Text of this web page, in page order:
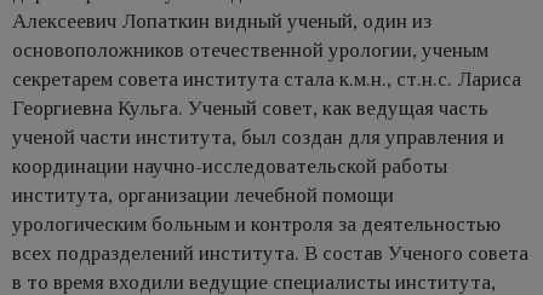
Алексеевич Лопаткин видный ученый, один из
основоположников отечественной урологии, ученым
секретарем совета института стала к.м.н., ст.н.с. Лариса
Георгиевна Кульга. Ученый совет, как ведущая часть
ученой части института, был создан для управления и
координации научно-исследовательской работы
института, организации лечебной помощи
урологическим больным и контроля за деятельностью
всех подразделений института. В состав Ученого совета
в то время входили ведущие специалисты института,